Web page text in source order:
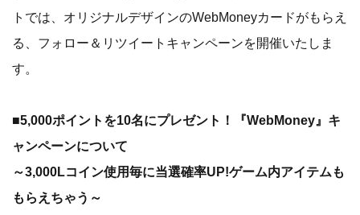
トでは、オリジナルデザインのWebMoneyカードがもらえ
る、フォロー＆リツイートキャンペーンを開催いたしま
す。
■5,000ポイントを10名にプレゼント！『WebMoney』キ
ャンペーンについて
～3,000Lコイン使用毎に当選確率UP!ゲーム内アイテムも
もらえちゃう～